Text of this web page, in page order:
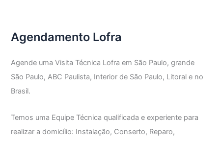
Agendamento Lofra
Agende uma Visita Técnica Lofra em São Paulo, grande
São Paulo, ABC Paulista, Interior de São Paulo, Litoral e no
Brasil.
Temos uma Equipe Técnica qualificada e experiente para
realizar a domicílio: Instalação, Conserto, Reparo,